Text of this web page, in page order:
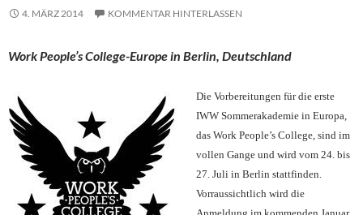
4. MÄRZ 2014 KOMMENTAR HINTERLASSEN
Work People’s College-Europe in Berlin, Deutschland
Die Vorbereitungen für die erste
IWW Sommerakademie in Europa,
das Work People’s College, sind im
vollen Gange und wird vom 24. bis
27. Juli in Berlin stattfinden.
Vorraussichtlich wird die